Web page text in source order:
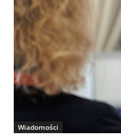
Wiadomości